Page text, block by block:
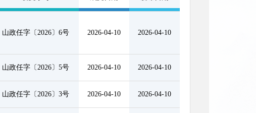
山政任字〔2026〕6号 2026-04-10 2026-04-10
山政任字〔2026〕5号 2026-04-10 2026-04-10
山政任字〔2026〕3号 2026-04-10 2026-04-10